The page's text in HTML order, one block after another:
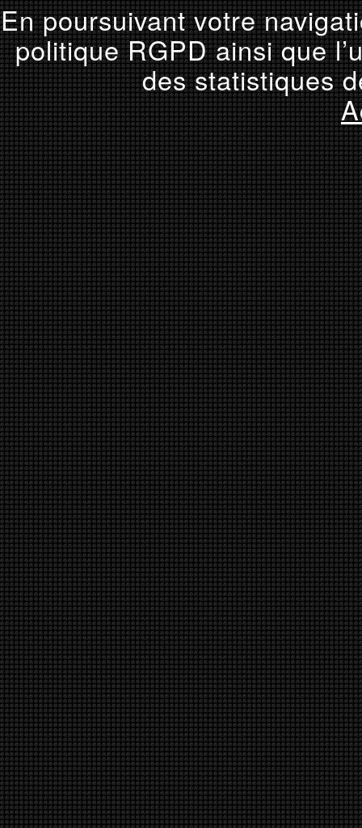
En poursuivant votre
politique RGPD ainsi que
des statistiques